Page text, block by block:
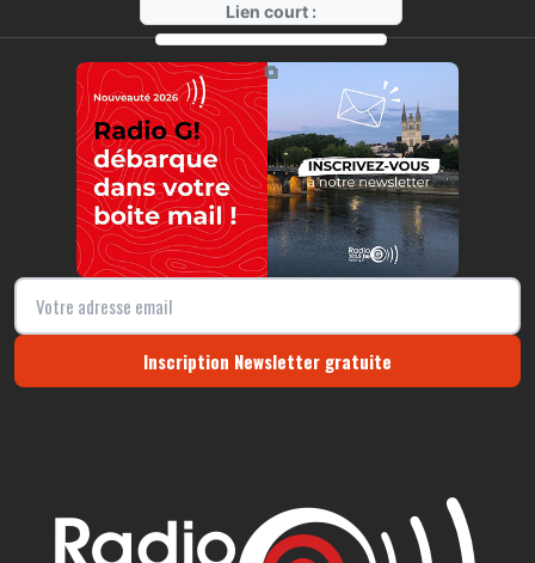
Lien court :
https://radio-g.fr?201
⧉
Inscription Newsletter gratuite